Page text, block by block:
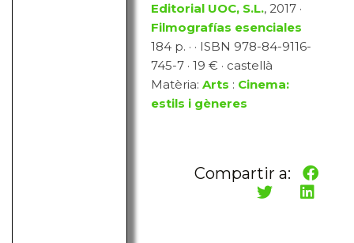
Editorial UOC, S.L., 2017 ·
Filmografías esenciales
184 p. · · ISBN 978-84-9116-
745-7 · 19 € · castellà
Matèria:Arts : Cinema:
estils i gèneres
Compartir a: